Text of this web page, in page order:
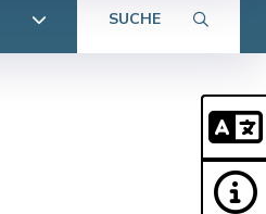
SUCHE